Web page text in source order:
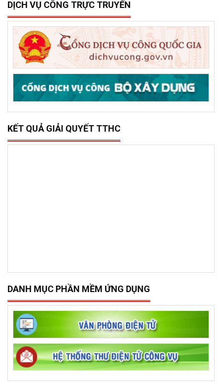
15/12/2025
Sở Xây dựng tổ chức trao 500 triệu đồng hỗ trợ 10 xã,
phường phía đông tỉnh Đắk Lắk bị thiệt hại do lũ lụt
DỊCH VỤ CÔNG TRỰC TRUYẾN
DANH MỤC PHẦN MỀM ỨNG DỤNG